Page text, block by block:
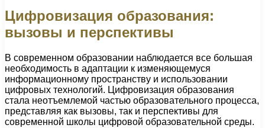
Цифровизация образования:
вызовы и перспективы
В современном образовании наблюдается все большая
необходимость в адаптации к изменяющемуся
информационному пространству и использовании
цифровых технологий. Цифровизация образования
стала неотъемлемой частью образовательного процесса,
представляя как вызовы, так и перспективы для
современной школы цифровой образовательной среды.